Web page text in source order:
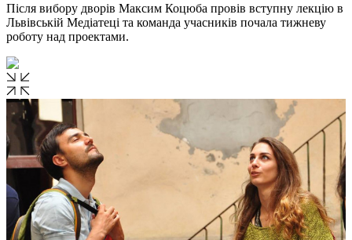
Після вибору дворів Максим Коцюба провів вступну лекцію в
Львівській Медіатеці та команда учасників почала тижневу
роботу над проектами.